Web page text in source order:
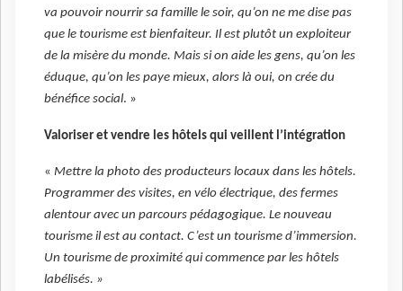
va pouvoir nourrir sa famille le soir, qu’on ne me dise pas
que le tourisme est bienfaiteur. Il est plutôt un exploiteur
de la misère du monde. Mais si on aide les gens, qu’on les
éduque, qu’on les paye mieux, alors là oui, on crée du
bénéfice social. »
Valoriser et vendre les hôtels qui veillent l’intégration
« Mettre la photo des producteurs locaux dans les hôtels.
Programmer des visites, en vélo électrique, des fermes
alentour avec un parcours pédagogique. Le nouveau
tourisme il est au contact. C’est un tourisme d’immersion.
Un tourisme de proximité qui commence par les hôtels
labélisés. »